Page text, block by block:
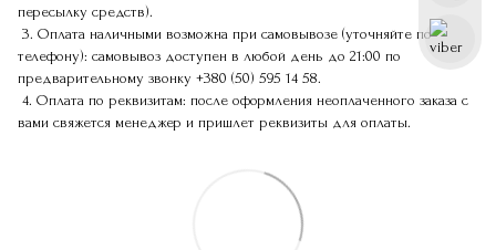
пересылку средств).
3. Оплата наличными возможна при самовывозе (уточняйте по
телефону): самовывоз доступен в любой день до 21:00 по
предварительному звонку +380 (50) 595 14 58.
4. Оплата по реквизитам: после оформления неоплаченного заказа с
вами свяжется менеджер и пришлет реквизиты для оплаты.